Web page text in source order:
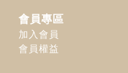
會員專區
加入會員
會員權益